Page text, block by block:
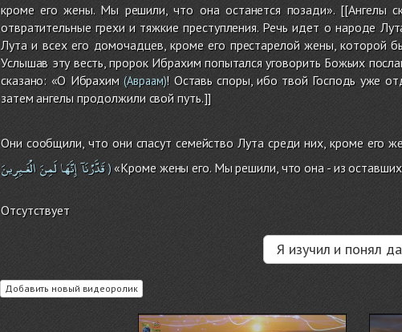
кроме его жены. Мы решили, что она останется позади». [[Ангелы
отвратительные грехи и тяжкие преступления. Речь идет о народе
Лута и всех его домочадцев, кроме его престарелой жены, которой
Услышав эту весть, пророк Ибрахим попытался уговорить Божьих
сказано: «О Ибрахим(Авраам)! Оставь споры, ибо твой Господь уже
затем ангелы продолжили свой путь.]]
Они сообщили, что они спасут семейство Лута среди них, кроме его
قَدَّرْنَآإِنَّهَالَمِنَالْغَـبِرِينَ )«Кроме жены его. Мы решили, что она - из
Отсутствует
Я изучил и понял
Добавить новый видеоролик